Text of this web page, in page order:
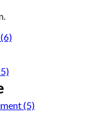
(5)